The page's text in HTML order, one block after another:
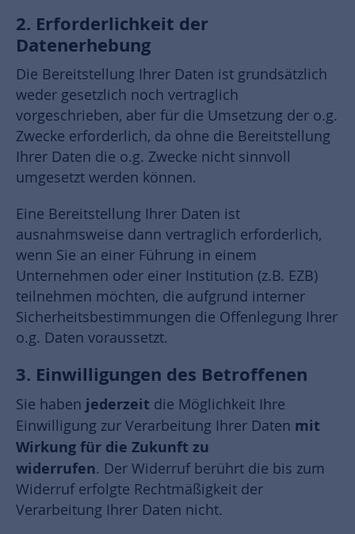
2. Erforderlichkeit der
Datenerhebung
Die Bereitstellung Ihrer Daten ist grundsätzlich
weder gesetzlich noch vertraglich
vorgeschrieben, aber für die Umsetzung der o.g.
Zwecke erforderlich, da ohne die Bereitstellung
Ihrer Daten die o.g. Zwecke nicht sinnvoll
umgesetzt werden können.
Eine Bereitstellung Ihrer Daten ist
ausnahmsweise dann vertraglich erforderlich,
wenn Sie an einer Führung in einem
Unternehmen oder einer Institution (z.B. EZB)
teilnehmen möchten, die aufgrund interner
Sicherheitsbestimmungen die Offenlegung Ihrer
o.g. Daten voraussetzt.
3. Einwilligungen des Betroffenen
Sie haben jederzeit die Möglichkeit Ihre
Einwilligung zur Verarbeitung Ihrer Daten mit
Wirkung für die Zukunft zu
widerrufen. Der Widerruf berührt die bis zum
Widerruf erfolgte Rechtmäßigkeit der
Verarbeitung Ihrer Daten nicht.